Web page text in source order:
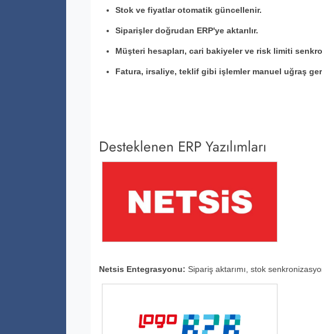
Stok ve fiyatlar otomatik güncellenir.
Siparişler doğrudan ERP'ye aktarılır.
Müşteri hesapları, cari bakiyeler ve risk limiti
Fatura, irsaliye, teklif gibi işlemler manuel uğraş
Desteklenen ERP Yazılımları
Netsis Entegrasyonu: Sipariş aktarımı, stok